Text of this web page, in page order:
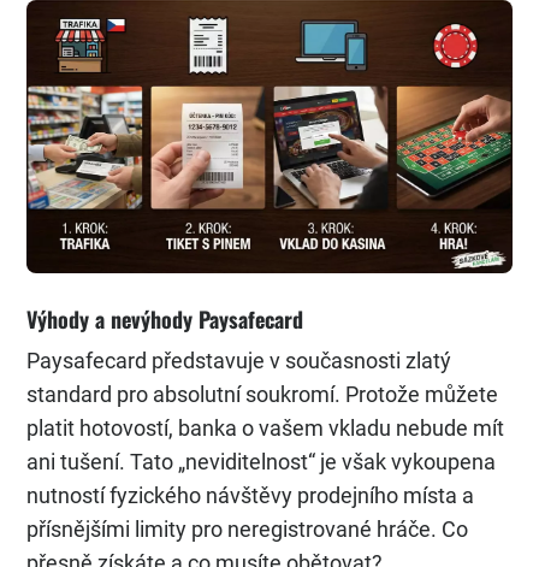
Výhody a nevýhody Paysafecard
Paysafecard představuje v současnosti zlatý
standard pro absolutní soukromí. Protože můžete
platit hotovostí, banka o vašem vkladu nebude mít
ani tušení. Tato „neviditelnost“ je však vykoupena
nutností fyzického návštěvy prodejního místa a
přísnějšími limity pro neregistrované hráče. Co